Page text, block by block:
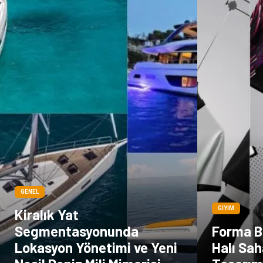
GENEL
Kiralık Yat
Segmentasyonunda
Lokasyon Yönetimi ve Yeni
GIYIM
Forma
Halı